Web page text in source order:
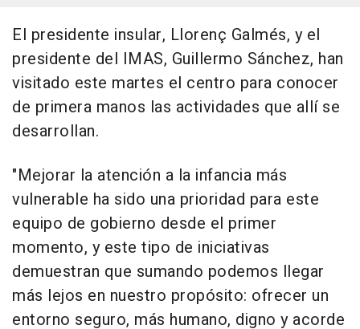
El presidente insular, Llorenç Galmés, y el
presidente del IMAS, Guillermo Sánchez, han
visitado este martes el centro para conocer
de primera manos las actividades que allí se
desarrollan.
"Mejorar la atención a la infancia más
vulnerable ha sido una prioridad para este
equipo de gobierno desde el primer
momento, y este tipo de iniciativas
demuestran que sumando podemos llegar
más lejos en nuestro propósito: ofrecer un
entorno seguro, más humano, digno y acorde